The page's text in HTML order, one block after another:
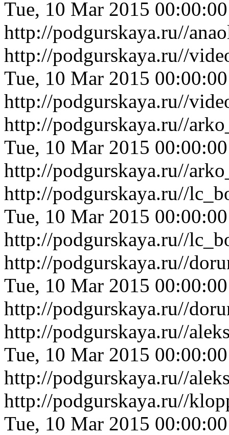
Tue, 10 Mar 2015
http://podgurskaya.ru//
http://podgurskaya.ru//
Tue, 10 Mar 2015
http://podgurskaya.ru//
http://podgurskaya.ru//
Tue, 10 Mar 2015
http://podgurskaya.ru//
http://podgurskaya.ru//
Tue, 10 Mar 2015
http://podgurskaya.ru//
http://podgurskaya.ru//
Tue, 10 Mar 2015
http://podgurskaya.ru//
http://podgurskaya.ru//
Tue, 10 Mar 2015
http://podgurskaya.ru//
http://podgurskaya.ru//
Tue, 10 Mar 2015